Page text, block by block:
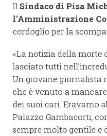
Il Sindaco di Pisa
l’Amministrazione
cordoglio per la
«La notizia della morte
lasciato tutti
Un giovane giornalista
che è venuto a
dei suoi cari. Eravamo
Palazzo Gambacorti,
sempre molto gentile e